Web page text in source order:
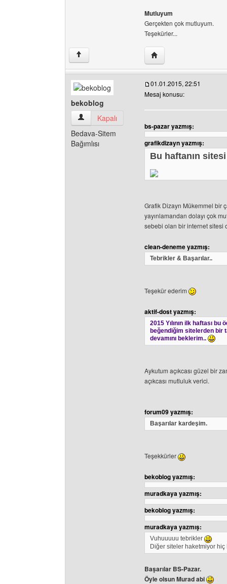
Mutluyum
Gerçekten çok mutluyum.
Teşekürler...
↑ Yazarın web sitesini
bekoblog
bekoblog Kullanıcının profilini görüntüle
Kapalı
Bedava-Sitem
Bağımlısı
01.01.2015, 22:51
Mesaj konusu:
bs-pazar yazmış:
grafikdizayn yazmış:
Bu haftanın
Grafik Dizayn Mükemmel bir
yayınlamandan dolayı çok
sebebi olan bir internet sitesi
clean-deneme yazmış:
Tebrikler & Başarılar..
Teşekür ederim
aktif-dost yazmış:
2015 Yılının ilk haftası
beğendiğim sitelerden bir
devamını beklerim..
Aykutum açıkcası güzel bir
açıkcası mutluluk verici.
forum09 yazmış:
Başarılar kardeşim.
Teşekkürler
bekoblog yazmış:
muradkaya yazmış:
bekoblog yazmış:
muradkaya yazmış:
Vuhuuuuu tebrikler
Diğer siteler haketmiyor
Başarılar BS-Pazar.
Öyle olsun Murad abi